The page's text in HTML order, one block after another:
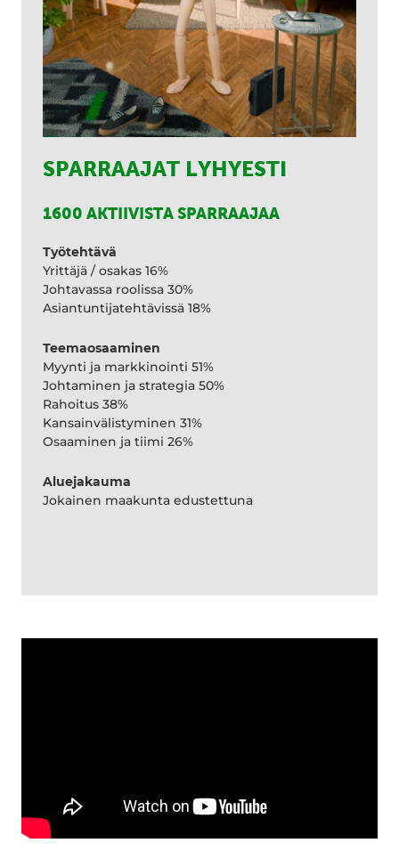
SPARRAAJAT LYHYESTI
1600 AKTIIVISTA SPARRAAJAA
Työtehtävä
Yrittäjä / osakas 16%
Johtavassa roolissa 30%
Asiantuntijatehtävissä 18%
Teemaosaaminen
Myynti ja markkinointi 51%
Johtaminen ja strategia 50%
Rahoitus 38%
Kansainvälistyminen 31%
Osaaminen ja tiimi 26%
Aluejakauma
Jokainen maakunta edustettuna